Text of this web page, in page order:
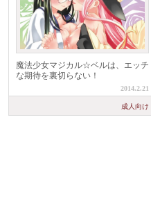
魔法少女マジカル☆ベルは、エッチ
な期待を裏切らない！
2014.2.21
成人向け